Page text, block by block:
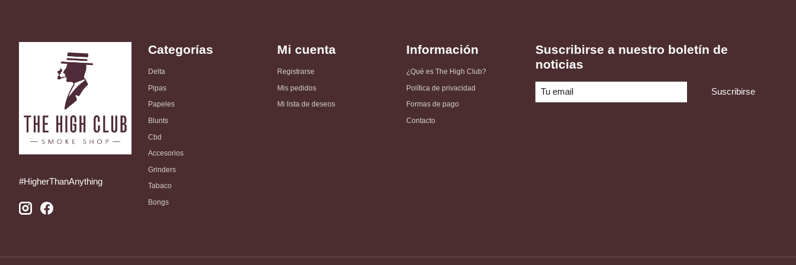
#HigherThanAnything
Categorías
Delta
Pipas
Papeles
Blunts
Cbd
Accesorios
Grinders
Tabaco
Bongs
Mi cuenta
Registrarse
Mis pedidos
Mi lista de deseos
Información
¿Qué es The High Club?
Política de privacidad
Formas de pago
Contacto
Suscribirse a nuestro boletín de
noticias
Suscribirse